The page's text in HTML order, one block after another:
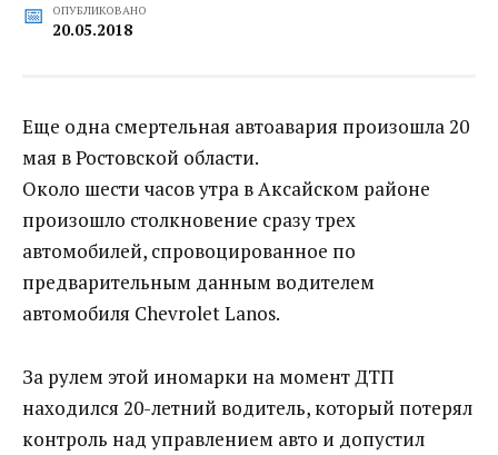
ОПУБЛИКОВАНО
20.05.2018
Еще одна смертельная автоавария произошла 20
мая в Ростовской области.
Около шести часов утра в Аксайском районе
произошло столкновение сразу трех
автомобилей, спровоцированное по
предварительным данным водителем
автомобиля Chevrolet Lanos.
За рулем этой иномарки на момент ДТП
находился 20-летний водитель, который потерял
контроль над управлением авто и допустил